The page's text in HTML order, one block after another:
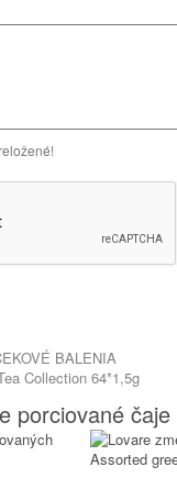
BALENIA
Collection 64*1,5g
porciované čaje